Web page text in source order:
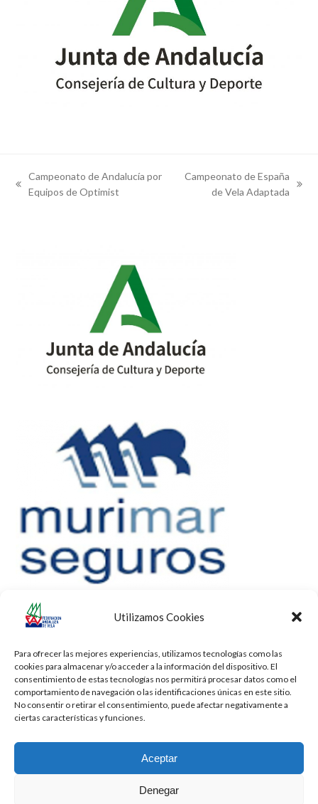
Utilizamos Cookies
Para ofrecer las mejores experiencias, utilizamos tecnologías como las
cookies para almacenar y/o acceder a la información del dispositivo. El
consentimiento de estas tecnologías nos permitirá procesar datos como el
comportamiento de navegación o las identificaciones únicas en este sitio.
No consentir o retirar el consentimiento, puede afectar negativamente a
ciertas características y funciones.
Aceptar
Denegar
previous
Campeonato de Andalucía por
Equipos de Optimist
Campeonato de España
de Vela Adaptada